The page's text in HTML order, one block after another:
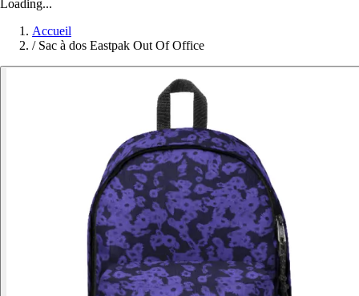
Loading...
Accueil
/ Sac à dos Eastpak Out Of Office